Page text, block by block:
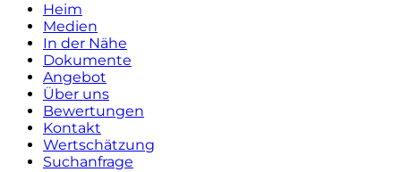
Heim
Medien
In der Nähe
Dokumente
Angebot
Über uns
Bewertungen
Kontakt
Wertschätzung
Suchanfrage